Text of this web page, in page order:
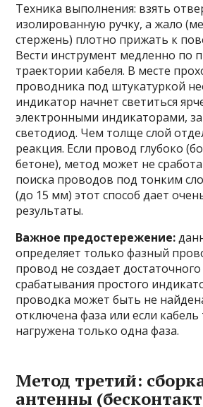
Техника выполнения: взять
изолированную ручку, а жало
стержень) плотно прижать к
Вести инструмент медленно по
траектории кабеля. В месте
проводника под штукатуркой
индикатор начнет светиться
электронными индикаторами,
светодиод. Чем толще слой
реакция. Если провод глубоко
бетоне), метод может не
поиска проводов под тонким
(до 15 мм) этот способ дает
результаты.
Важное предостережение:
определяет только фазный
провод не создает
срабатывания простого
проводка может быть не
отключена фаза или если
нагружена только одна фаза.
Метод третий:
антенны